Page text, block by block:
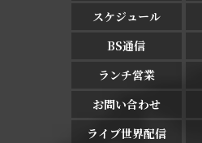
スケジュール
BS通信
ランチ営業
お問い合わせ
ライブ世界配信